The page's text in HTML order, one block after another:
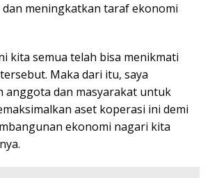
meningkatkan taraf ekonomi
kita semua telah bisa menikmati
Maka dari itu, saya
anggota dan masyarakat untuk
aset koperasi ini demi
ekonomi nagari kita